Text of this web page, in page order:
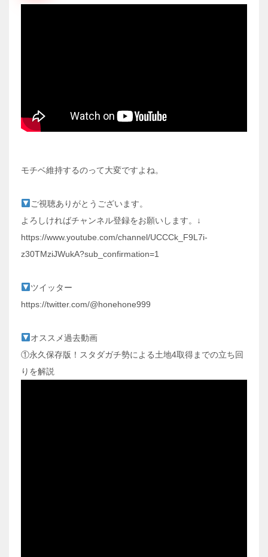
モチベ維持するのって大変ですよね。
ご視聴ありがとうございます。
よろしければチャンネル登録をお願いします。↓
https://www.youtube.com/channel/UCCCk_F9L7i-
z30TMziJWukA?sub_confirmation=1
ツイッター
https://twitter.com/@honehone999
オススメ過去動画
①永久保存版！スタダガチ勢による土地4取得までの立ち回
りを解説